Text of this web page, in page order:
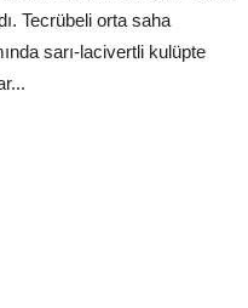
Tecrübeli orta saha
sarı-lacivertli kulüpte